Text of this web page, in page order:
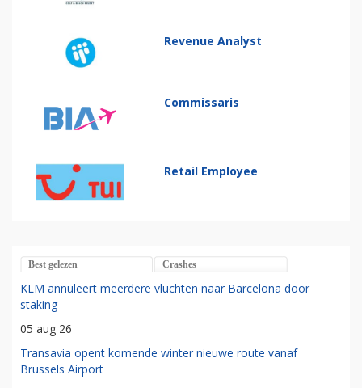
Revenue Analyst
Commissaris
Retail Employee
Best gelezen Crashes
KLM annuleert meerdere vluchten naar Barcelona door
staking
05 aug 26
Transavia opent komende winter nieuwe route vanaf
Brussels Airport